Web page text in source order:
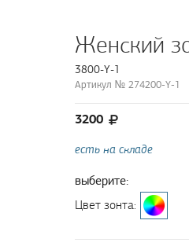
Женский
3800-Y-1
Артикул № 274200-Y-1
3200
есть на складе
выберите:
Цвет зонта: